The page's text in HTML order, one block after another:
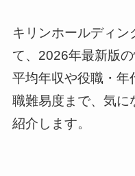
キリンホールディ
て、2026年最新版
平均年収や役職・年
職難易度まで、気に
紹介します。